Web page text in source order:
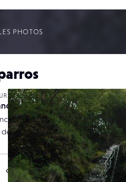
focale
de publication
12 0
PHOTOS